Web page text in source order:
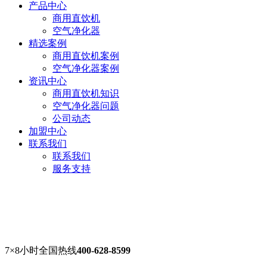
产品中心
商用直饮机
空气净化器
精选案例
商用直饮机案例
空气净化器案例
资讯中心
商用直饮机知识
空气净化器问题
公司动态
加盟中心
联系我们
联系我们
服务支持
7×8小时全国热线400-628-8599